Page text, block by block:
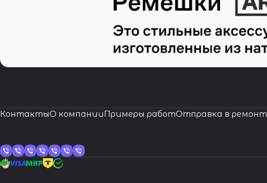
КонтактыО компанииПримеры работОтправка в ремонт